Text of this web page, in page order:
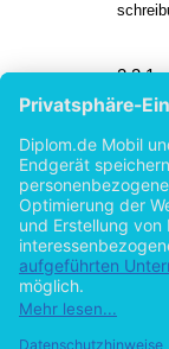
2.2.1
Die
für ein
der
dass